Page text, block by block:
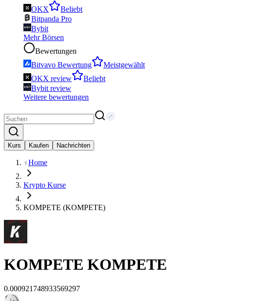
OKX
Beliebt
Bitpanda Pro
Bybit
Mehr Börsen
Bewertungen
Bitvavo Bewertung
Meistgewählt
OKX review
Beliebt
Bybit review
Weitere bewertungen
Kurs Kaufen Nachrichten
Home
Krypto Kurse
KOMPETE (KOMPETE)
KOMPETE KOMPETE
0.000921748933569297